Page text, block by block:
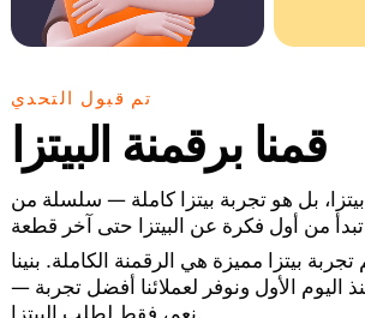
تم قبول التحدي
قمنا برقمنة البيتزا
بل هو تجربة بيتزا كاملة — سلسلة من
بيتزا مميزة هي الرقمنة الكاملة. بنينا
اليوم الأول ونوفر لعملائنا أفضل تجربة —
نعم، فقط لطلب البيتزا.